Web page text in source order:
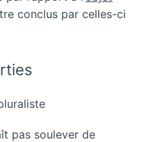
conclus par celles-ci
pas soulever de